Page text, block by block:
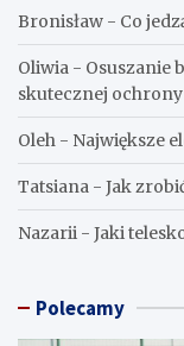
Bronisław - Co
Oliwia - Osuszanie
skutecznej
Oleh - Największe
Tatsiana - Jak
Nazarii - Jaki
Polecamy